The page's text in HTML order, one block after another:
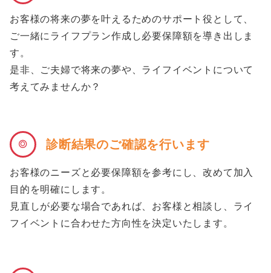
お客様の将来の夢を叶えるためのサポート役として、
ご一緒にライフプラン作成し必要保障額を導き出しま
す。
是非、ご夫婦で将来の夢や、ライフイベントについて
考えてみませんか？
診断結果のご確認を行います
お客様のニーズと必要保障額を参考にし、改めて加入
目的を明確にします。
見直しが必要な場合であれば、お客様と相談し、ライ
フイベントに合わせた方向性を決定いたします。